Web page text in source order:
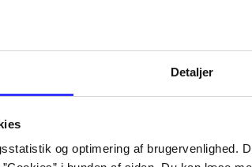
Detaljer
og optimering af brugervenlighed.